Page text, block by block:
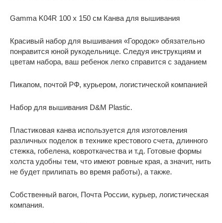
Gamma K04R 100 x 150 см Канва для вышивания
Красивый набор для вышивания «Городок» обязательно
понравится юной рукодельнице. Следуя инструкциям и
цветам набора, ваш ребенок легко справится с заданием
Пикапом, почтой РФ, курьером, логистической компанией
Набор для вышивания D&M Plastic.
Пластиковая канва используется для изготовления
различных поделок в технике крестового счета, длинного
стежка, гобелена, ковроткачества и т.д. Готовые формы
холста удобны тем, что имеют ровные края, а значит, нить
не будет прилипать во время работы), а также.
Собственный вагон, Почта России, курьер, логистическая
компания.